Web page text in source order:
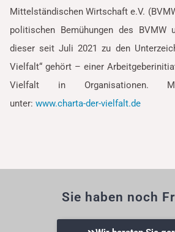
Mittelständischen Wirtschaft e.V.
politischen Bemühungen des BVMW
dieser seit Juli 2021 zu den
Vielfalt“ gehört – einer
Vielfalt in Organisationen.
unter: www.charta-der-vielfalt.de
Sie haben noch